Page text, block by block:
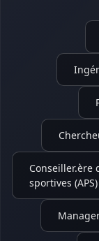
Conseiller.ère
sportives (APS)